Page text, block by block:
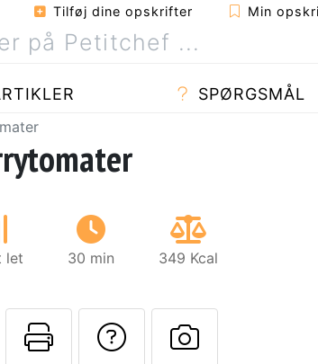
Tilføj dine opskrifter Min
SPØRGSMÅL
let 30 min 349 Kcal
Send denne opskrift til
Udskriv denne side
Stil et